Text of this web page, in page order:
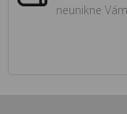
neunikne